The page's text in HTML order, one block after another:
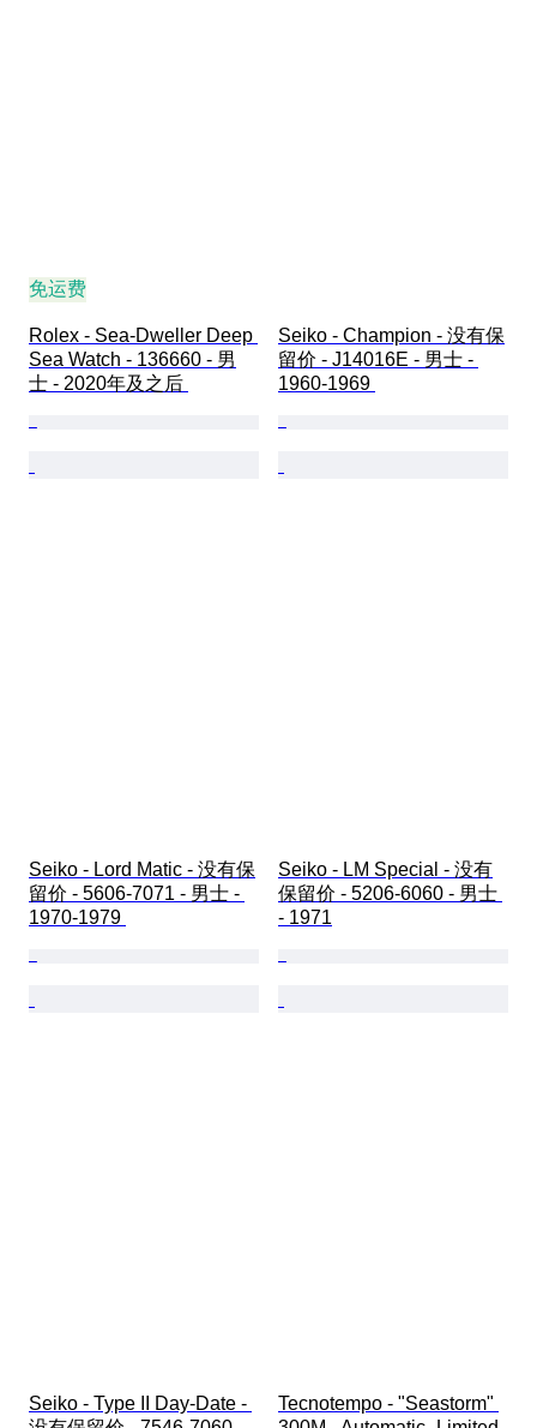
免运费
Rolex - Sea-Dweller Deep
Sea Watch - 136660 - 男
士 - 2020年及之后
Seiko - Champion - 没有保
留价 - J14016E - 男士 -
1960-1969
Seiko - Lord Matic - 没有保
留价 - 5606-7071 - 男士 -
1970-1979
Seiko - LM Special - 没有
保留价 - 5206-6060 - 男士
- 1971
Seiko - Type II Day-Date -
Tecnotempo - "Seastorm"